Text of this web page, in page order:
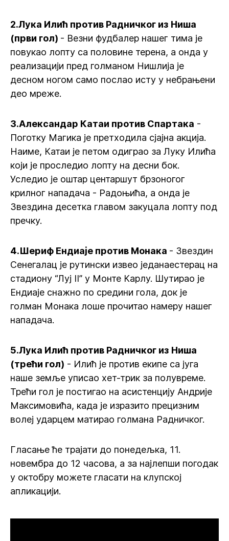
2.Лука Илић против Радничког из Ниша
(први гол) - Везни фудбалер нашег тима је
повукао лопту са половине терена, а онда у
реализацији пред голманом Нишлија је
десном ногом само послао исту у небрањени
део мреже.
3.Александар Катаи против Спартака -
Поготку Магика је претходила сјајна акција.
Наиме, Катаи је петом одиграо за Луку Илића
који је проследио лопту на десни бок.
Уследио је оштар центаршут брзоногог
крилног нападача - Радоњића, а онда је
Звездина десетка главом закуцала лопту под
пречку.
4.Шериф Ендиаје против Монака - Звездин
Сенегалац је рутински извео једанаестерац на
стадиону “Луј II” у Монте Карлу. Шутирао је
Ендиаје снажно по средини гола, док је
голман Монака лоше прочитао намеру нашег
нападача.
5.Лука Илић против Радничког из Ниша
(трећи гол) - Илић је против екипе са југа
наше земље уписао хет-трик за полувреме.
Трећи гол је постигао на асистенцију Андрије
Максимовића, када је изразито прецизним
волеј ударцем матирао голмана Радничког.
Гласање ће трајати до понедељка, 11.
новембра до 12 часова, а за најлепши погодак
у октобру можете гласати на клупској
апликацији.